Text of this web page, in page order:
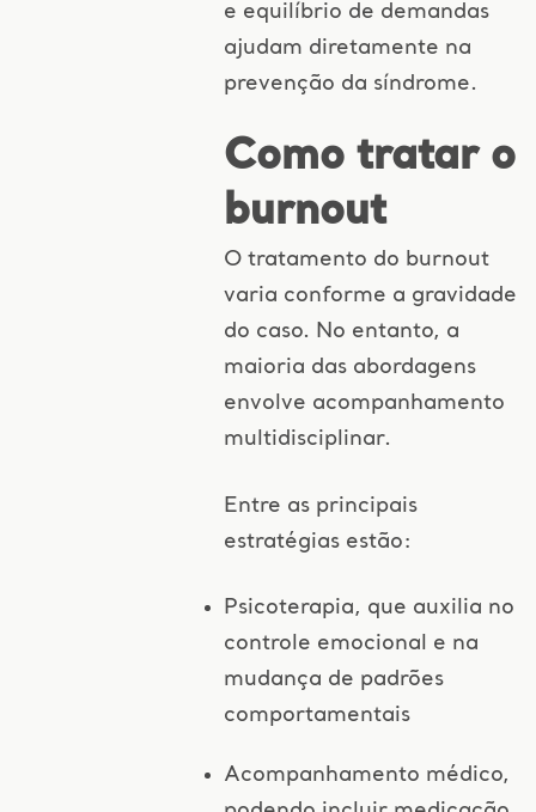
e equilíbrio de demandas
ajudam diretamente na
prevenção da síndrome.
Como tratar o
burnout
O tratamento do burnout
varia conforme a gravidade
do caso. No entanto, a
maioria das abordagens
envolve acompanhamento
multidisciplinar.
Entre as principais
estratégias estão:
Psicoterapia, que auxilia no
controle emocional e na
mudança de padrões
comportamentais
Acompanhamento médico,